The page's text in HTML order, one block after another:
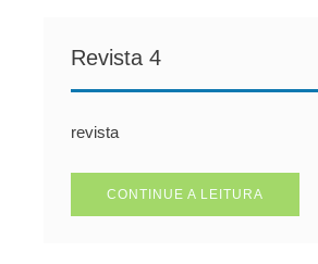
Revista 4
revista
CONTINUE A LEITURA